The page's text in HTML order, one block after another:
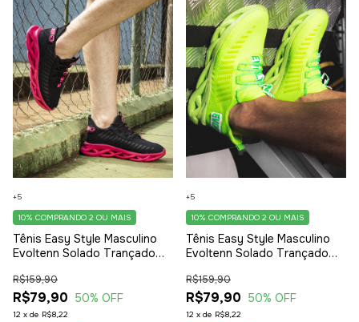
Tênis Easy Style Masculino
Evoltenn Solado Trançado
R$79,90
R$159,90
50% OFF
12 x de R$8,22
10% COMPRANDO 2 OU MAIS
+5
Tênis Easy Style Masculino
Evoltenn Solado Trançado
R$79,90
R$159,90
50% OFF
12 x de R$8,22
10% COMPRANDO 2 OU MAIS
+5